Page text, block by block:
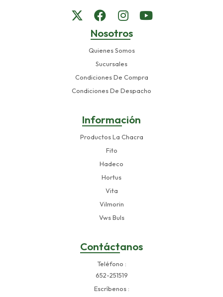
Nosotros
Quienes Somos
Sucursales
Condiciones De Compra
Condiciones De Despacho
Información
Productos La Chacra
Fito
Hadeco
Hortus
Vita
Vilmorin
Vws Buls
Contáctanos
Teléfono
652-251519
Escríbenos